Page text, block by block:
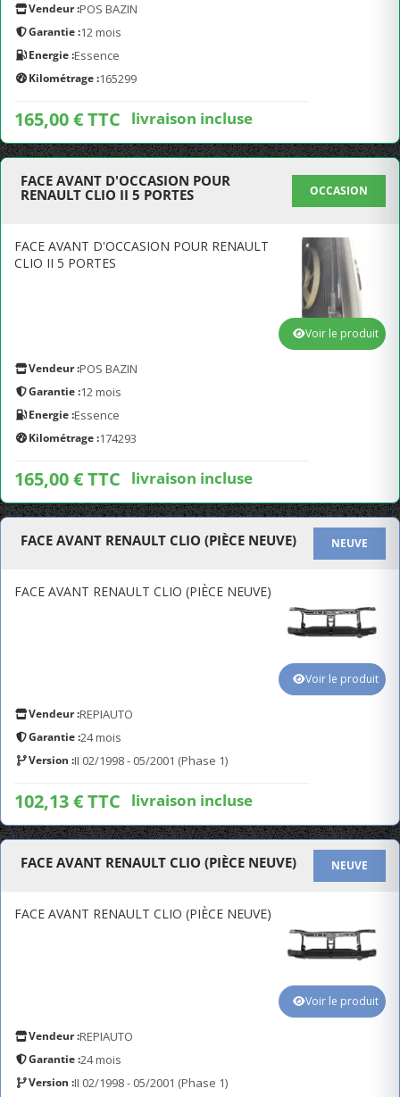
Vendeur :POS BAZIN
Garantie :12 mois
Energie :Essence
Kilométrage :165299
165,00 € TTC livraison incluse
FACE AVANT D'OCCASION POUR
RENAULT CLIO II 5 PORTES
OCCASION
FACE AVANT D'OCCASION POUR RENAULT
CLIO II 5 PORTES
Vendeur :POS BAZIN
Garantie :12 mois
Energie :Essence
Kilométrage :174293
165,00 € TTC livraison incluse
Voir le produit
FACE AVANT RENAULT CLIO (PIÈCE NEUVE) NEUVE
FACE AVANT RENAULT CLIO (PIÈCE NEUVE)
Vendeur :REPIAUTO
Garantie :24 mois
Version :II 02/1998 - 05/2001 (Phase 1)
102,13 € TTC livraison incluse
Voir le produit
FACE AVANT RENAULT CLIO (PIÈCE NEUVE) NEUVE
FACE AVANT RENAULT CLIO (PIÈCE NEUVE)
Vendeur :REPIAUTO
Garantie :24 mois
Version :II 02/1998 - 05/2001 (Phase 1)
Voir le produit